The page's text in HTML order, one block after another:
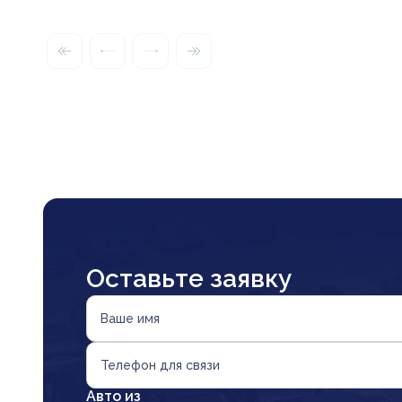
Оставьте заявку
Ваше имя
Телефон для связи
Авто из